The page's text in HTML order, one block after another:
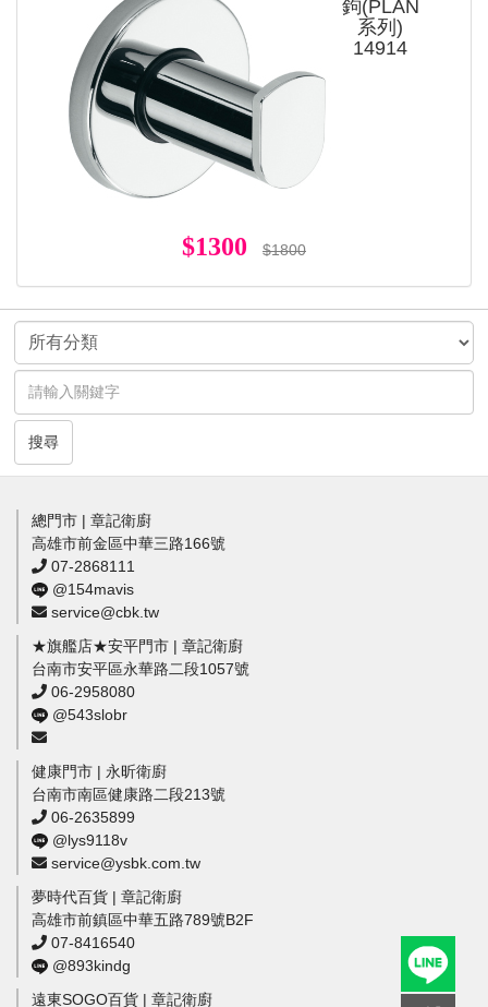
鉤(PLAN
系列)
14914
$1300 $1800
搜尋
總門市 | 章記衛廚
高雄市前金區中華三路166號
07-2868111
@154mavis
service@cbk.tw
★旗艦店★安平門市 | 章記衛廚
台南市安平區永華路二段1057號
06-2958080
@543slobr
健康門市 | 永昕衛廚
台南市南區健康路二段213號
06-2635899
@lys9118v
service@ysbk.com.tw
夢時代百貨 | 章記衛廚
高雄市前鎮區中華五路789號B2F
07-8416540
@893kindg
遠東SOGO百貨 | 章記衛廚